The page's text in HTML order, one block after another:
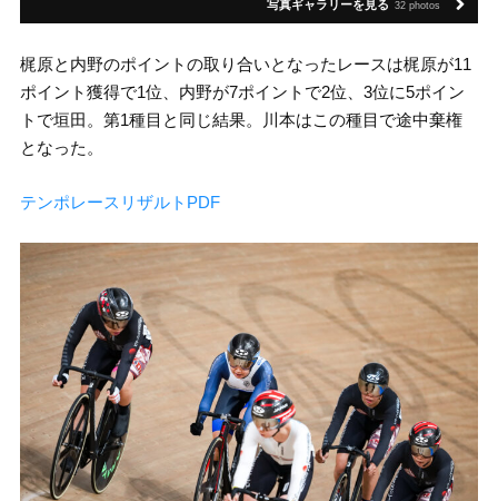
写真ギャラリーを見る 32 photos
梶原と内野のポイントの取り合いとなったレースは梶原が11
ポイント獲得で1位、内野が7ポイントで2位、3位に5ポイン
トで垣田。第1種目と同じ結果。川本はこの種目で途中棄権
となった。
テンポレースリザルトPDF